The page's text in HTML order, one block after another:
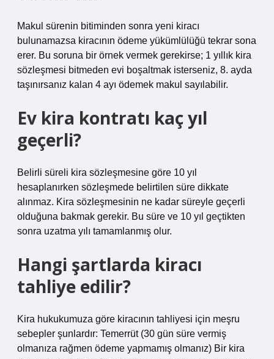
Makul sürenin bitiminden sonra yeni kiracı
bulunamazsa kiracının ödeme yükümlülüğü tekrar sona
erer. Bu soruna bir örnek vermek gerekirse; 1 yıllık kira
sözleşmesi bitmeden evi boşaltmak isterseniz, 8. ayda
taşınırsanız kalan 4 ayı ödemek makul sayılabilir.
Ev kira kontratı kaç yıl
geçerli?
Belirli süreli kira sözleşmesine göre 10 yıl
hesaplanırken sözleşmede belirtilen süre dikkate
alınmaz. Kira sözleşmesinin ne kadar süreyle geçerli
olduğuna bakmak gerekir. Bu süre ve 10 yıl geçtikten
sonra uzatma yılı tamamlanmış olur.
Hangi şartlarda kiracı
tahliye edilir?
Kira hukukumuza göre kiracının tahliyesi için meşru
sebepler şunlardır: Temerrüt (30 gün süre vermiş
olmanıza rağmen ödeme yapmamış olmanız) Bir kira